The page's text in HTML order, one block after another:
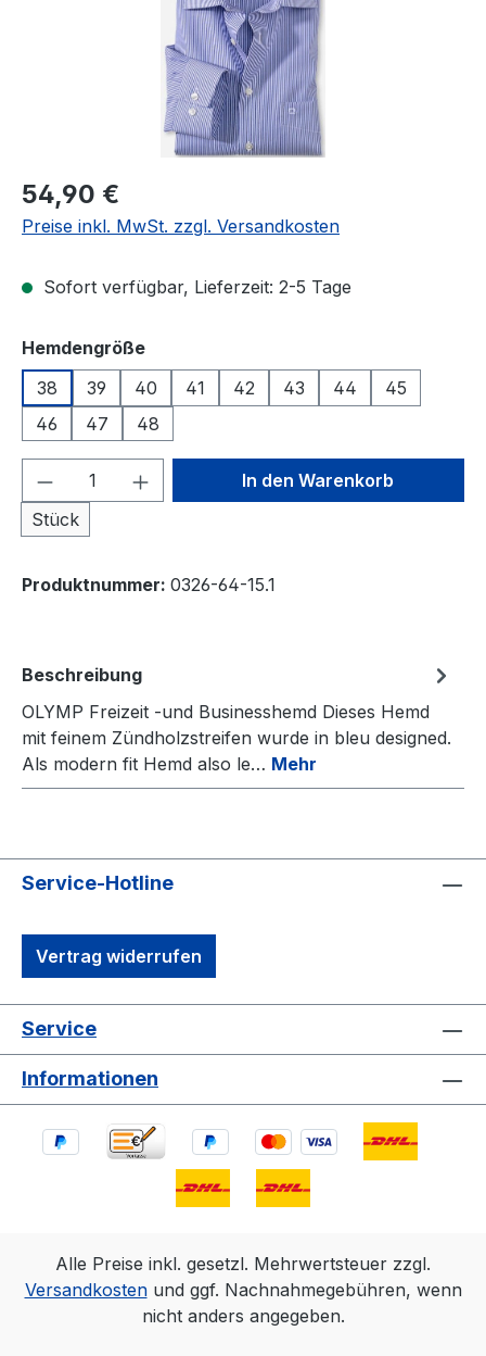
Regulärer Preis:
54,90 €
Preise inkl. MwSt. zzgl. Versandkosten
Sofort verfügbar, Lieferzeit: 2-5 Tage
Hemdengrößeauswählen
38
39 40 41 42 43 44
45
46
47 48
Produkt Anzahl: Gib den
Stück
In den Warenkorb
Produktnummer: 0326-64-15.1
Beschreibung
OLYMP Freizeit -und Businesshemd Dieses Hemd
mit feinem Zündholzstreifen wurde in bleu designed.
Als modern fit Hemd also le… Mehr
Service-Hotline
Vertrag widerrufen
Service
Informationen
Alle Preise inkl. gesetzl. Mehrwertsteuer zzgl.
Versandkostenund ggf. Nachnahmegebühren, wenn
nicht anders angegeben.